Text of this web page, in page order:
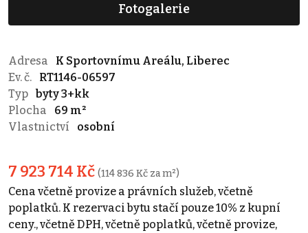
Fotogalerie
Adresa
K Sportovnímu Areálu, Liberec
Ev. č.
RT1146-06597
Typ byty 3+kk
Plocha
69 m²
Vlastnictví
osobní
7 923 714 Kč (114 836 Kč za m²)
Cena včetně provize a právních služeb, včetně
poplatků. K rezervaci bytu stačí pouze 10% z kupní
ceny., včetně DPH, včetně poplatků, včetně provize,